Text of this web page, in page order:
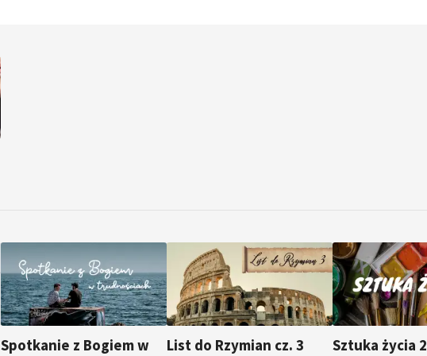
Spotkanie z Bogiem w
List do Rzymian cz. 3 Sztuka życia 2